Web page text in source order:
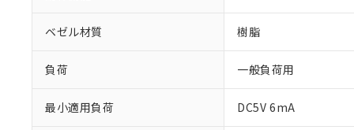
ベゼル材質 樹脂
負荷 一般負荷用
最小適用負荷 DC5V 6mA